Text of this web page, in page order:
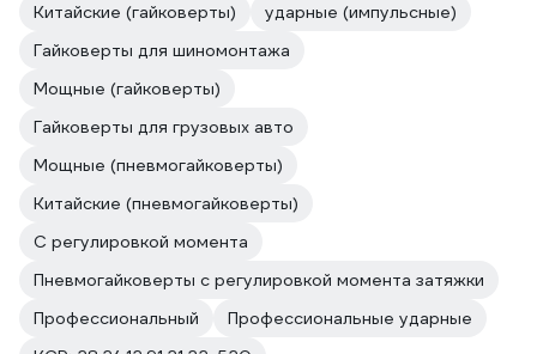
Китайские (гайковерты)
ударные (импульсные)
Гайковерты для шиномонтажа
Мощные (гайковерты)
Гайковерты для грузовых авто
Мощные (пневмогайковерты)
Китайские (пневмогайковерты)
С регулировкой момента
Пневмогайковерты с регулировкой момента затяжки
Профессиональный
Профессиональные ударные